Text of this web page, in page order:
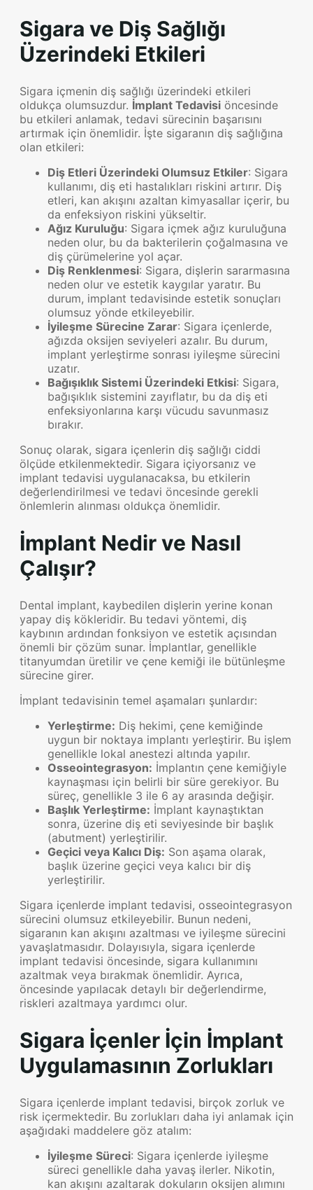
Sigara ve Diş Sağlığı
Üzerindeki Etkileri
Sigara içmenin diş sağlığı üzerindeki etkileri
oldukça olumsuzdur. İmplant Tedavisi öncesinde
bu etkileri anlamak, tedavi sürecinin başarısını
artırmak için önemlidir. İşte sigaranın diş sağlığına
olan etkileri:
Diş Etleri Üzerindeki Olumsuz Etkiler: Sigara
kullanımı, diş eti hastalıkları riskini artırır. Diş
etleri, kan akışını azaltan kimyasallar içerir, bu
da enfeksiyon riskini yükseltir.
Ağız Kuruluğu: Sigara içmek ağız kuruluğuna
neden olur, bu da bakterilerin çoğalmasına ve
diş çürümelerine yol açar.
Diş Renklenmesi: Sigara, dişlerin sararmasına
neden olur ve estetik kaygılar yaratır. Bu
durum, implant tedavisinde estetik sonuçları
olumsuz yönde etkileyebilir.
İyileşme Sürecine Zarar: Sigara içenlerde,
ağızda oksijen seviyeleri azalır. Bu durum,
implant yerleştirme sonrası iyileşme sürecini
uzatır.
Bağışıklık Sistemi Üzerindeki Etkisi: Sigara,
bağışıklık sistemini zayıflatır, bu da diş eti
enfeksiyonlarına karşı vücudu savunmasız
bırakır.
Sonuç olarak, sigara içenlerin diş sağlığı ciddi
ölçüde etkilenmektedir. Sigara içiyorsanız ve
implant tedavisi uygulanacaksa, bu etkilerin
değerlendirilmesi ve tedavi öncesinde gerekli
önlemlerin alınması oldukça önemlidir.
İmplant Nedir ve Nasıl
Çalışır?
Dental implant, kaybedilen dişlerin yerine konan
yapay diş kökleridir. Bu tedavi yöntemi, diş
kaybının ardından fonksiyon ve estetik açısından
önemli bir çözüm sunar. İmplantlar, genellikle
titanyumdan üretilir ve çene kemiği ile bütünleşme
sürecine girer.
İmplant tedavisinin temel aşamaları şunlardır:
Yerleştirme: Diş hekimi, çene kemiğinde
uygun bir noktaya implantı yerleştirir. Bu işlem
genellikle lokal anestezi altında yapılır.
Osseointegrasyon: İmplantın çene kemiğiyle
kaynaşması için belirli bir süre gerekiyor. Bu
süreç, genellikle 3 ile 6 ay arasında değişir.
Başlık Yerleştirme: İmplant kaynaştıktan
sonra, üzerine diş eti seviyesinde bir başlık
(abutment) yerleştirilir.
Geçici veya Kalıcı Diş: Son aşama olarak,
başlık üzerine geçici veya kalıcı bir diş
yerleştirilir.
Sigara içenlerde implant tedavisi, osseointegrasyon
sürecini olumsuz etkileyebilir. Bunun nedeni,
sigaranın kan akışını azaltması ve iyileşme sürecini
yavaşlatmasıdır. Dolayısıyla, sigara içenlerde
implant tedavisi öncesinde, sigara kullanımını
azaltmak veya bırakmak önemlidir. Ayrıca,
öncesinde yapılacak detaylı bir değerlendirme,
riskleri azaltmaya yardımcı olur.
Sigara İçenler İçin İmplant
Uygulamasının Zorlukları
Sigara içenlerde implant tedavisi, birçok zorluk ve
risk içermektedir. Bu zorlukları daha iyi anlamak için
aşağıdaki maddelere göz atalım:
İyileşme Süreci: Sigara içenlerde iyileşme
süreci genellikle daha yavaş ilerler. Nikotin,
kan akışını azaltarak dokuların oksijen alımını